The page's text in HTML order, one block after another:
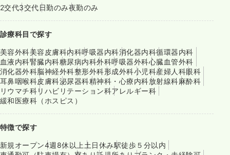
2交代3交代日勤のみ夜勤のみ
診療科目で探す
美容外科美容皮膚科内科呼吸器内科消化器内科循環器内科
血液内科腎臓内科糖尿病内科外科呼吸器外科心臓血管外科
消化器外科脳神経外科整形外科形成外科小児科産婦人科眼科
耳鼻咽喉科皮膚科泌尿器科精神科・心療内科放射線科麻酔科
リウマチ科リハビリテーション科アレルギー科
緩和医療科（ホスピス）
特徴で探す
新規オープン4週8休以上 土日休み駅徒歩５分以内